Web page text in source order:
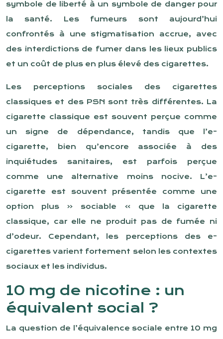
symbole de liberté à un symbole de danger pour
la santé. Les fumeurs sont aujourd’hui
confrontés à une stigmatisation accrue, avec
des interdictions de fumer dans les lieux publics
et un coût de plus en plus élevé des cigarettes.
Les perceptions sociales des cigarettes
classiques et des PSN sont très différentes. La
cigarette classique est souvent perçue comme
un signe de dépendance, tandis que l’e-
cigarette, bien qu’encore associée à des
inquiétudes sanitaires, est parfois perçue
comme une alternative moins nocive. L’e-
cigarette est souvent présentée comme une
option plus « sociable » que la cigarette
classique, car elle ne produit pas de fumée ni
d’odeur. Cependant, les perceptions des e-
cigarettes varient fortement selon les contextes
sociaux et les individus.
10 mg de nicotine : un
équivalent social ?
La question de l’équivalence sociale entre 10 mg